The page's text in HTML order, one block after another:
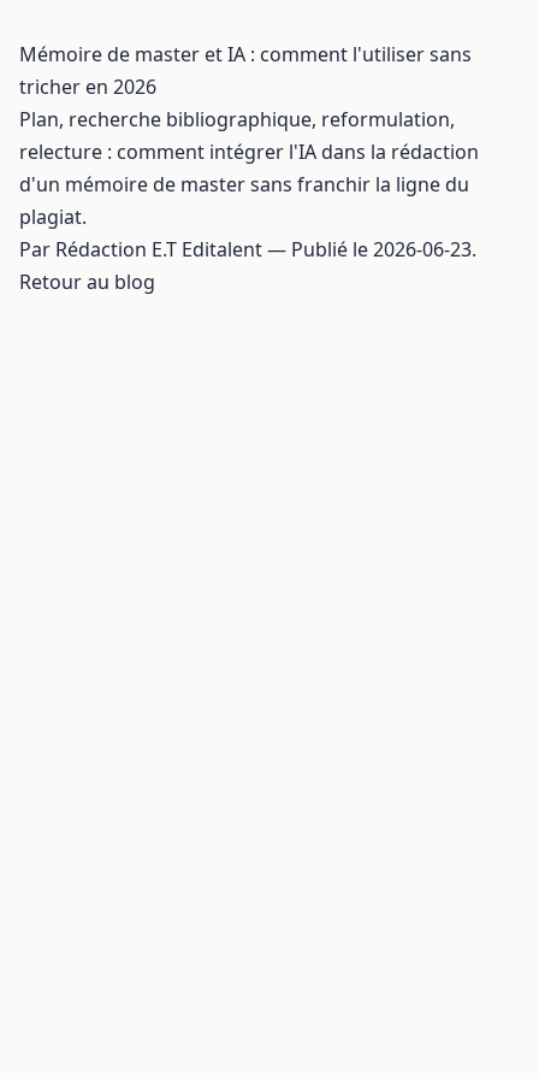
Mémoire de master et IA : comment l'utiliser sans
tricher en 2026
Plan, recherche bibliographique, reformulation,
relecture : comment intégrer l'IA dans la rédaction
d'un mémoire de master sans franchir la ligne du
plagiat.
Par Rédaction E.T Editalent — Publié le 2026-06-23.
Retour au blog